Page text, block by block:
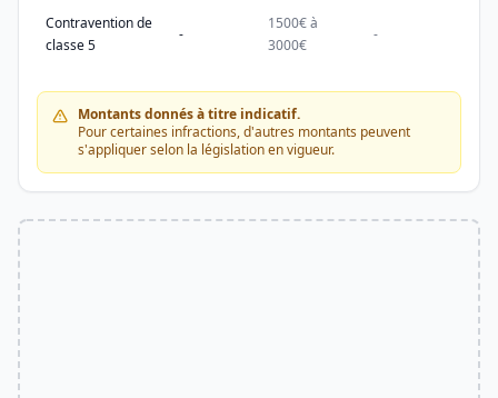
Contravention de
classe 5
-
1500€ à
3000€
-
Montants donnés à titre indicatif.
Pour certaines infractions, d'autres montants peuvent
s'appliquer selon la législation en vigueur.